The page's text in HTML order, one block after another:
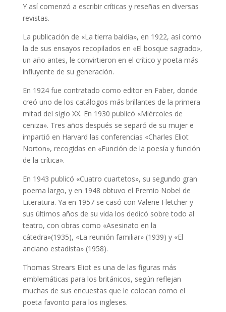
Y así comenzó a escribir críticas y reseñas en diversas
revistas.
La publicación de «La tierra baldía», en 1922, así como
la de sus ensayos recopilados en «El bosque sagrado»,
un año antes, le convirtieron en el crítico y poeta más
influyente de su generación.
En 1924 fue contratado como editor en Faber, donde
creó uno de los catálogos más brillantes de la primera
mitad del siglo XX. En 1930 publicó «Miércoles de
ceniza». Tres años después se separó de su mujer e
impartió en Harvard las conferencias «Charles Eliot
Norton», recogidas en «Función de la poesía y función
de la crítica».
En 1943 publicó «Cuatro cuartetos», su segundo gran
poema largo, y en 1948 obtuvo el Premio Nobel de
Literatura. Ya en 1957 se casó con Valerie Fletcher y
sus últimos años de su vida los dedicó sobre todo al
teatro, con obras como «Asesinato en la
cátedra»(1935), «La reunión familiar» (1939) y «El
anciano estadista» (1958).
Thomas Strears Eliot es una de las figuras más
emblemáticas para los británicos, según reflejan
muchas de sus encuestas que le colocan como el
poeta favorito para los ingleses.